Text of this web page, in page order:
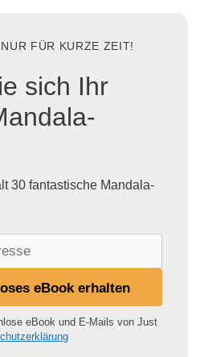
FÜR KURZE ZEIT!
sich Ihr
30 fantastische Mandala-
eBook erhalten
eBook und E-Mails von Just